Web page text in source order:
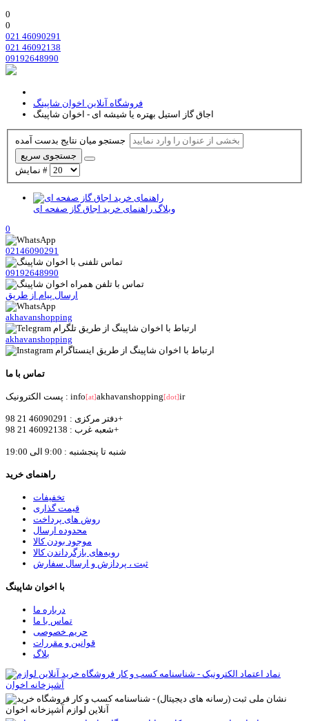
0
0
021 46090291
021 46092138
09192648990
فروشگاه آنلاین اخوان شاپینگ
اجاق گاز استیل بهتره یا شیشه ای - اخوان شاپینگ
جستجوی سریع
نمایش #
وبلاگ راهنمای خرید اجاق گاز صفحه ای
0
02146090291
09192648990
ارسال پیام از طریق
akhavanshopping
akhavanshopping
تماس با ما
پست الکترونیک : info[at]akhavanshopping[dot]ir
دفتر مرکزی : 46090291 21 98+
شعبه غرب : 46092138 21 98+
شنبه تا پنجشنبه : 9:00 الی 19:00
راهنمای خرید
تخفیفات
قیمت گذاری
روش های پرداخت
محدوده ارسال
موجود بودن کالا
رویه‌های بازگرداندن کالا
ثبت ، پردازش و ارسال سفارش
با اخوان شاپینگ
درباره ما
تماس با ما
حریم خصوصی
قوانین و مقررات
بلاگ